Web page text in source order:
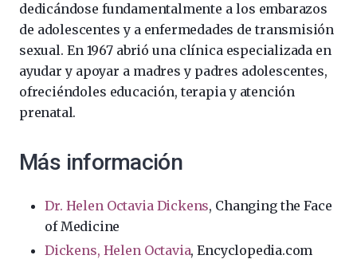
dedicándose fundamentalmente a los embarazos
de adolescentes y a enfermedades de transmisión
sexual. En 1967 abrió una clínica especializada en
ayudar y apoyar a madres y padres adolescentes,
ofreciéndoles educación, terapia y atención
prenatal.
Más información
Dr. Helen Octavia Dickens, Changing the Face
of Medicine
Dickens, Helen Octavia, Encyclopedia.com